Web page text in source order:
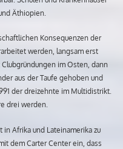
Äthiopien.
Konsequenzen der
werden, langsam erst
im Osten, dann
aus der Taufe gehoben und
der dreizehnte im Multidistrikt.
drei werden.
Afrika und Lateinamerika zu
dem Carter Center ein, dass